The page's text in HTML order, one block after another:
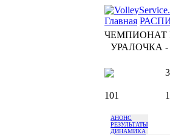
Главная
ЧЕМПИОНАТ
УРАЛОЧКА
101
АНОНС
РЕЗУЛЬТАТЫ
ДИНАМИКА